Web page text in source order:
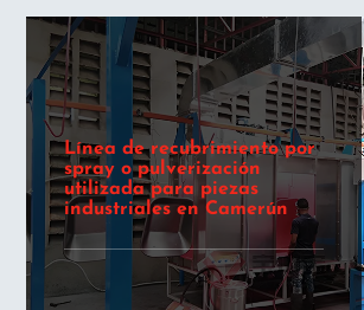
Línea de recubrimiento por
spray o pulverización
utilizada para piezas
industriales en Camerún